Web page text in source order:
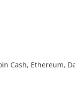
Cash, Ethereum,